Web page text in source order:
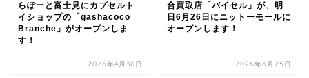
らぽーと富士見にカプセルト
イショップの「gashacoco
Branche」がオープンしま
す！
2026年4月30日
合買取店「バイセル」が、明
日6月26日にニットーモールに
オープンします！
2026年6月25日